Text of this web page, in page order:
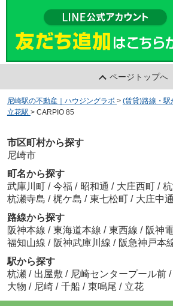
ページトップへ
尼崎駅の不動産｜ハウジングラボ > (賃貸)路線・駅
立花駅 > CARPIO 85
市区町村から探す
尼崎市
町名から探す
武庫川町 / 今福 / 昭和通 / 大庄西町 /
杭瀬寺島 / 梶ケ島 / 東七松町 / 大庄中通
路線から探す
阪神本線 / 東海道本線 / 東西線 / 阪神
福知山線 / 阪神武庫川線 / 阪急神戸本
駅から探す
杭瀬 / 出屋敷 / 尼崎センタープール前 /
大物 / 尼崎 / 千船 / 東鳴尾 / 立花